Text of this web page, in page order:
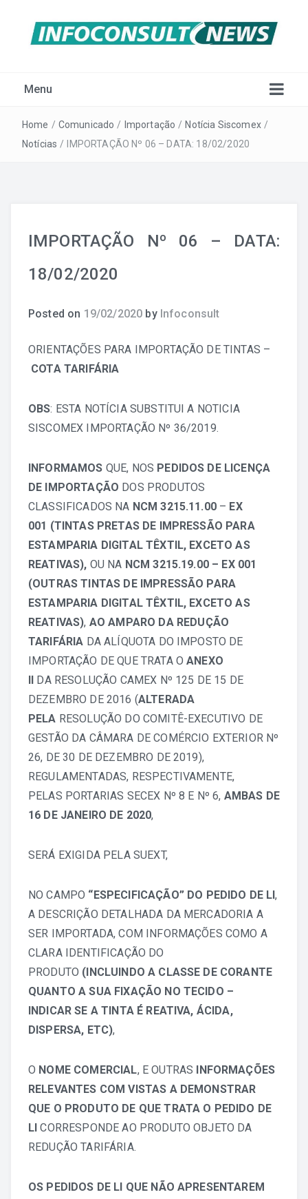
Menu
Importação
Notícia Siscomex
Exportação
Comércio e Serviços
Economia
Home / Comunicado / Importação / Notícia Siscomex /
Notícias / IMPORTAÇÃO Nº 06 – DATA: 18/02/2020
IMPORTAÇÃO Nº 06 – DATA:
18/02/2020
Posted on 19/02/2020 by Infoconsult
ORIENTAÇÕES PARA IMPORTAÇÃO DE TINTAS –
COTA TARIFÁRIA
OBS: ESTA NOTÍCIA SUBSTITUI A NOTICIA
SISCOMEX IMPORTAÇÃO Nº 36/2019.
INFORMAMOS QUE, NOS PEDIDOS DE LICENÇA
DE IMPORTAÇÃO DOS PRODUTOS
CLASSIFICADOS NA NCM 3215.11.00– EX
001 (TINTAS PRETAS DE IMPRESSÃO PARA
ESTAMPARIA DIGITAL TÊXTIL, EXCETO AS
REATIVAS), OU NA NCM 3215.19.00 – EX 001
(OUTRAS TINTAS DE IMPRESSÃO PARA
ESTAMPARIA DIGITAL TÊXTIL, EXCETO AS
REATIVAS), AO AMPARO DA REDUÇÃO
TARIFÁRIA DA ALÍQUOTA DO IMPOSTO DE
IMPORTAÇÃO DE QUE TRATA OANEXO
DA RESOLUÇÃO CAMEX Nº 125 DE 15 DE
DEZEMBRO DE 2016 (ALTERADA
PELA RESOLUÇÃO DO COMITÊ-EXECUTIVO DE
GESTÃO DA CÂMARA DE COMÉRCIO EXTERIOR Nº
26, DE 30 DE DEZEMBRO DE 2019),
REGULAMENTADAS, RESPECTIVAMENTE,
PELAS PORTARIAS SECEX Nº 8 E Nº 6, AMBAS DE
16 DE JANEIRO DE 2020,
SERÁ EXIGIDA PELA SUEXT,
NO CAMPO “ESPECIFICAÇÃO” DO PEDIDO DE LI,
A DESCRIÇÃO DETALHADA DA MERCADORIA A
SER IMPORTADA, COM INFORMAÇÕES COMO A
CLARA IDENTIFICAÇÃO DO
PRODUTO (INCLUINDO A CLASSE DE CORANTE
QUANTO A SUA FIXAÇÃO NO TECIDO –
INDICAR SE A TINTA É REATIVA, ÁCIDA,
DISPERSA, ETC),
O NOME COMERCIAL, E OUTRAS
INFORMAÇÕES
RELEVANTES COM VISTAS A DEMONSTRAR
QUE O PRODUTO DE QUE TRATA O PEDIDO DE
LI CORRESPONDE AO PRODUTO OBJETO DA
REDUÇÃO TARIFÁRIA.
OS PEDIDOS DE LI QUE NÃO APRESENTAREM